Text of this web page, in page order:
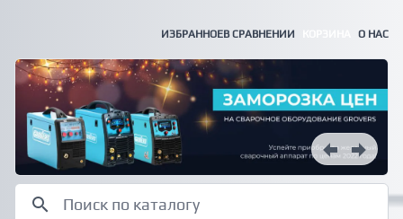
ИЗБРАННОЕВ СРАВНЕНИИ О НАС